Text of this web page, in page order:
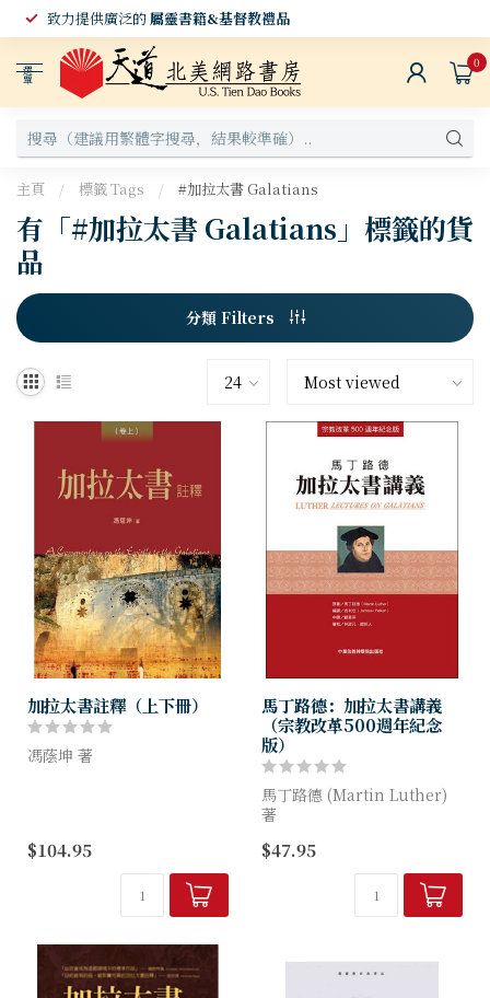
致力提供廣泛的屬靈書籍&基督教禮品
選
單
0
主頁 / 標籤 Tags / #加拉太書 Galatians
有「#加拉太書 Galatians」標籤的貨
品
分類 Filters
加拉太書註釋（上下冊）
馮蔭坤 著
$104.95
馬丁路德：加拉太書講義
（宗教改革500週年紀念
版）
馬丁路德 (Martin Luther)
著
路德的加拉太書講義正如使徒
保羅的加拉太書信，充滿了獨
特的自傳性敘述。在很多方面
這兩位上帝的子民志趣相投，
$47.95